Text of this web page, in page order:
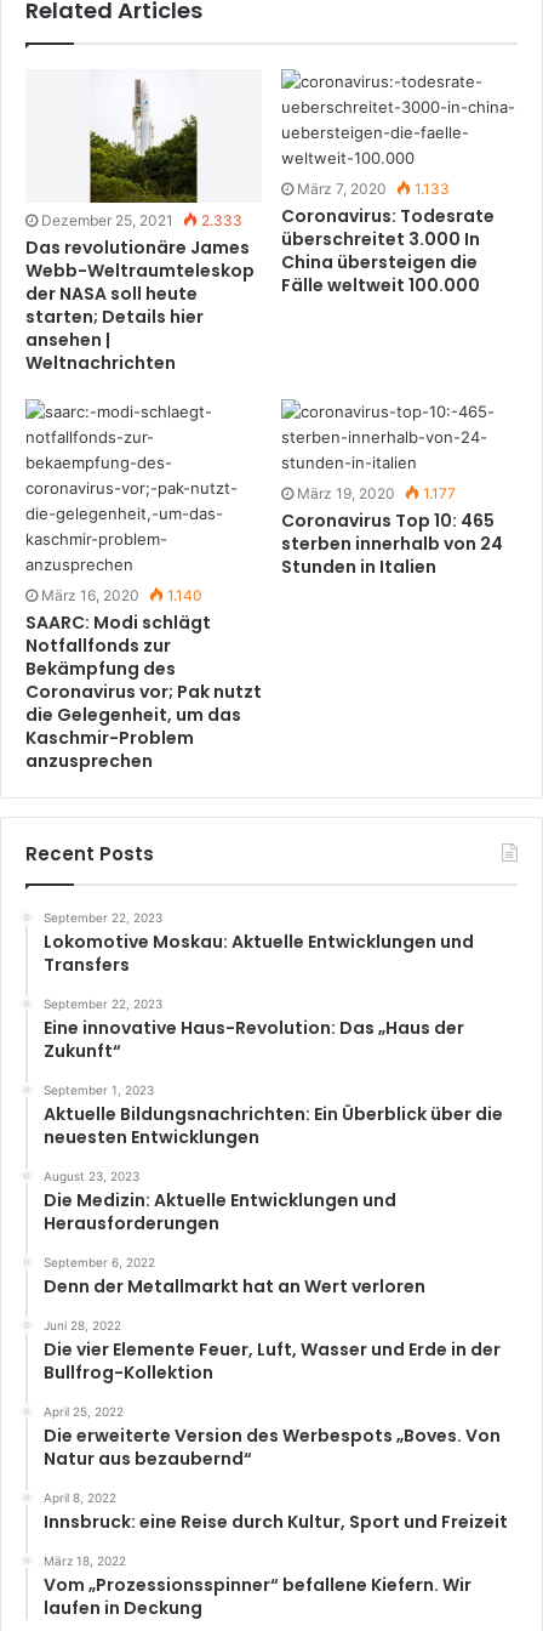
Related Articles
Dezember 25, 2021 2.333
Das revolutionäre James
Webb-Weltraumteleskop
der NASA soll heute
starten; Details hier
ansehen |
Weltnachrichten
März 7, 2020 1.133
Coronavirus: Todesrate
überschreitet 3.000 In
China übersteigen die
Fälle weltweit 100.000
März 16, 2020 1.140
SAARC: Modi schlägt
Notfallfonds zur
Bekämpfung des
Coronavirus vor; Pak nutzt
die Gelegenheit, um das
Kaschmir-Problem
anzusprechen
März 19, 2020 1.177
Coronavirus Top 10: 465
sterben innerhalb von 24
Stunden in Italien
Recent Posts
September 22, 2023
Lokomotive Moskau: Aktuelle Entwicklungen und
Transfers
September 22, 2023
Eine innovative Haus-Revolution: Das „Haus der
Zukunft“
September 1, 2023
Aktuelle Bildungsnachrichten: Ein Überblick über die
neuesten Entwicklungen
August 23, 2023
Die Medizin: Aktuelle Entwicklungen und
Herausforderungen
September 6, 2022
Denn der Metallmarkt hat an Wert verloren
Juni 28, 2022
Die vier Elemente Feuer, Luft, Wasser und Erde in der
Bullfrog-Kollektion
April 25, 2022
Die erweiterte Version des Werbespots „Boves. Von
Natur aus bezaubernd“
April 8, 2022
Innsbruck: eine Reise durch Kultur, Sport und Freizeit
März 18, 2022
Vom „Prozessionsspinner“ befallene Kiefern. Wir
laufen in Deckung